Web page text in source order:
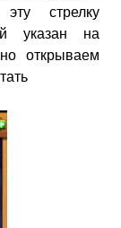
стрелку
указан на
открываем